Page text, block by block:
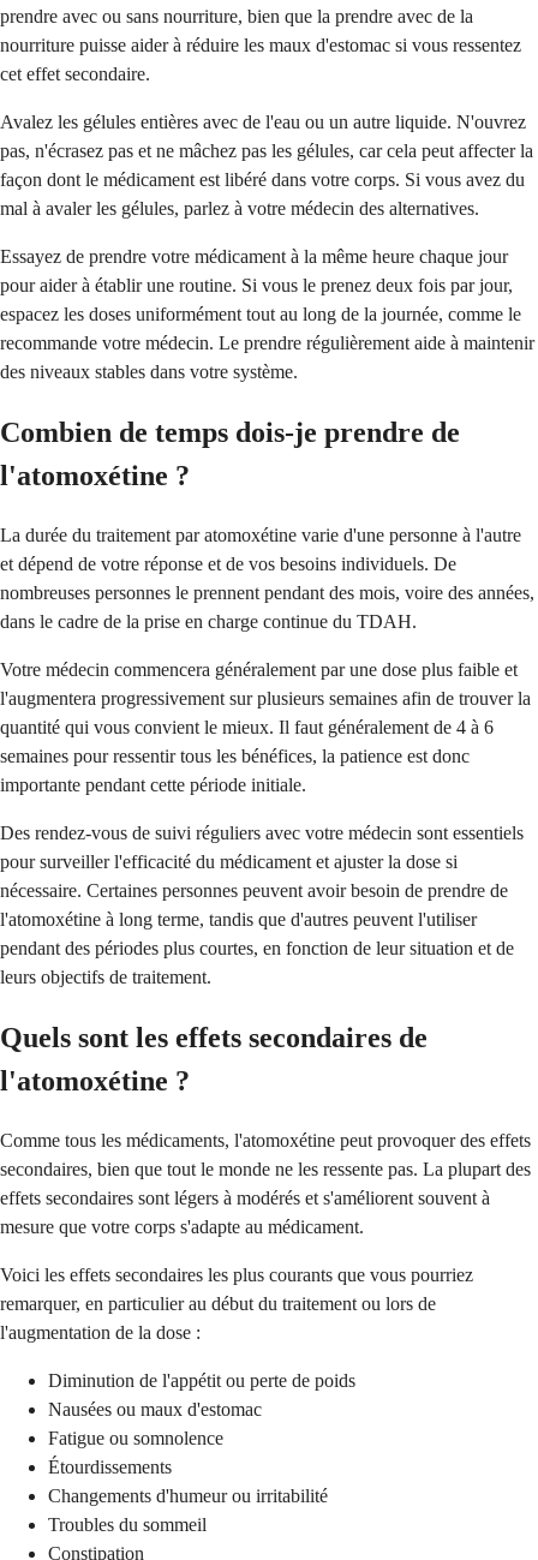
prendre avec ou sans nourriture, bien que la prendre avec de la
nourriture puisse aider à réduire les maux d'estomac si vous ressentez
cet effet secondaire.
Avalez les gélules entières avec de l'eau ou un autre liquide. N'ouvrez
pas, n'écrasez pas et ne mâchez pas les gélules, car cela peut affecter la
façon dont le médicament est libéré dans votre corps. Si vous avez du
mal à avaler les gélules, parlez à votre médecin des alternatives.
Essayez de prendre votre médicament à la même heure chaque jour
pour aider à établir une routine. Si vous le prenez deux fois par jour,
espacez les doses uniformément tout au long de la journée, comme le
recommande votre médecin. Le prendre régulièrement aide à maintenir
des niveaux stables dans votre système.
Combien de temps dois-je prendre de
l'atomoxétine ?
La durée du traitement par atomoxétine varie d'une personne à l'autre
et dépend de votre réponse et de vos besoins individuels. De
nombreuses personnes le prennent pendant des mois, voire des années,
dans le cadre de la prise en charge continue du TDAH.
Votre médecin commencera généralement par une dose plus faible et
l'augmentera progressivement sur plusieurs semaines afin de trouver la
quantité qui vous convient le mieux. Il faut généralement de 4 à 6
semaines pour ressentir tous les bénéfices, la patience est donc
importante pendant cette période initiale.
Des rendez-vous de suivi réguliers avec votre médecin sont essentiels
pour surveiller l'efficacité du médicament et ajuster la dose si
nécessaire. Certaines personnes peuvent avoir besoin de prendre de
l'atomoxétine à long terme, tandis que d'autres peuvent l'utiliser
pendant des périodes plus courtes, en fonction de leur situation et de
leurs objectifs de traitement.
Quels sont les effets secondaires de
l'atomoxétine ?
Comme tous les médicaments, l'atomoxétine peut provoquer des effets
secondaires, bien que tout le monde ne les ressente pas. La plupart des
effets secondaires sont légers à modérés et s'améliorent souvent à
mesure que votre corps s'adapte au médicament.
Voici les effets secondaires les plus courants que vous pourriez
remarquer, en particulier au début du traitement ou lors de
l'augmentation de la dose :
Diminution de l'appétit ou perte de poids
Nausées ou maux d'estomac
Fatigue ou somnolence
Étourdissements
Changements d'humeur ou irritabilité
Troubles du sommeil
Constipation